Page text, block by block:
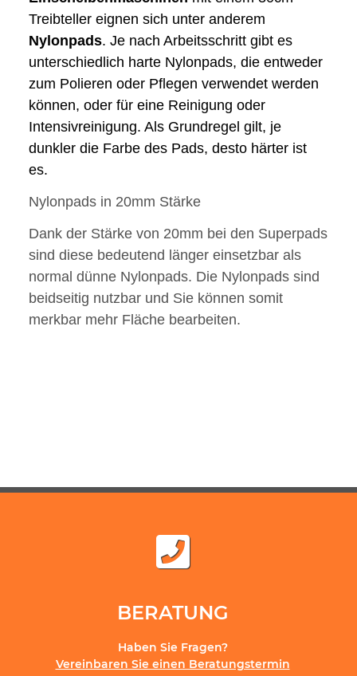
Treibteller eignen sich unter anderem
Nylonpads. Je nach Arbeitsschritt gibt es
unterschiedlich harte Nylonpads, die entweder
zum Polieren oder Pflegen verwendet werden
können, oder für eine Reinigung oder
Intensivreinigung. Als Grundregel gilt, je
dunkler die Farbe des Pads, desto härter ist
es.
Nylonpads in 20mm Stärke
Dank der Stärke von 20mm bei den Superpads
sind diese bedeutend länger einsetzbar als
normal dünne Nylonpads. Die Nylonpads sind
beidseitig nutzbar und Sie können somit
merkbar mehr Fläche bearbeiten.
BERATUNG
Haben Sie Fragen?
Vereinbaren Sie einen Beratungstermin